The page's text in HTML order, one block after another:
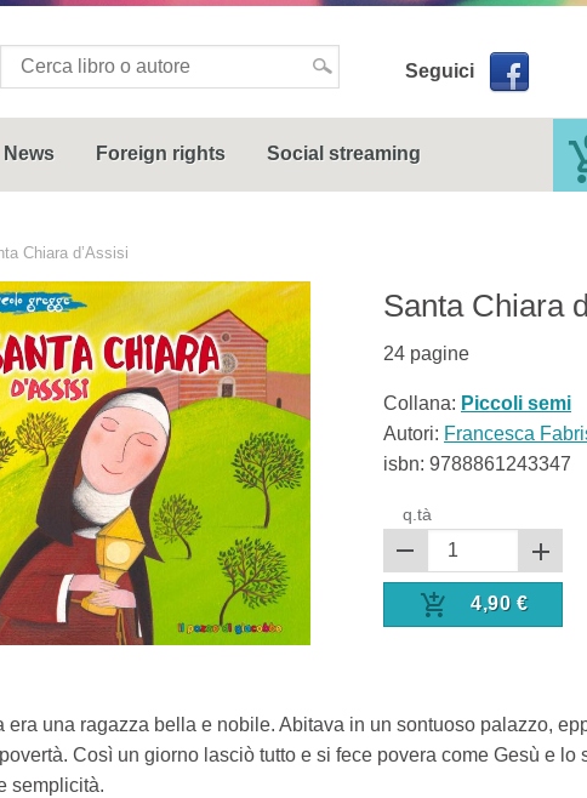
Seguici
News Foreign rights Social streaming
Chiara d’Assisi
Santa Chiara
24 pagine
Collana: Piccoli semi
Autori: Francesca
isbn: 9788861243347
q.tà
4,90 €
era una ragazza bella e nobile. Abitava in un sontuoso palazzo,
Così un giorno lasciò tutto e si fece povera come Gesù e lo
semplicità.